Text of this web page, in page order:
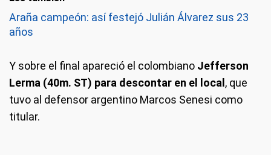
Araña campeón: así festejó Julián Álvarez sus 23
años
Y sobre el final apareció el colombiano Jefferson
Lerma (40m. ST) para descontar en el local , que
tuvo al defensor argentino Marcos Senesi como
titular.